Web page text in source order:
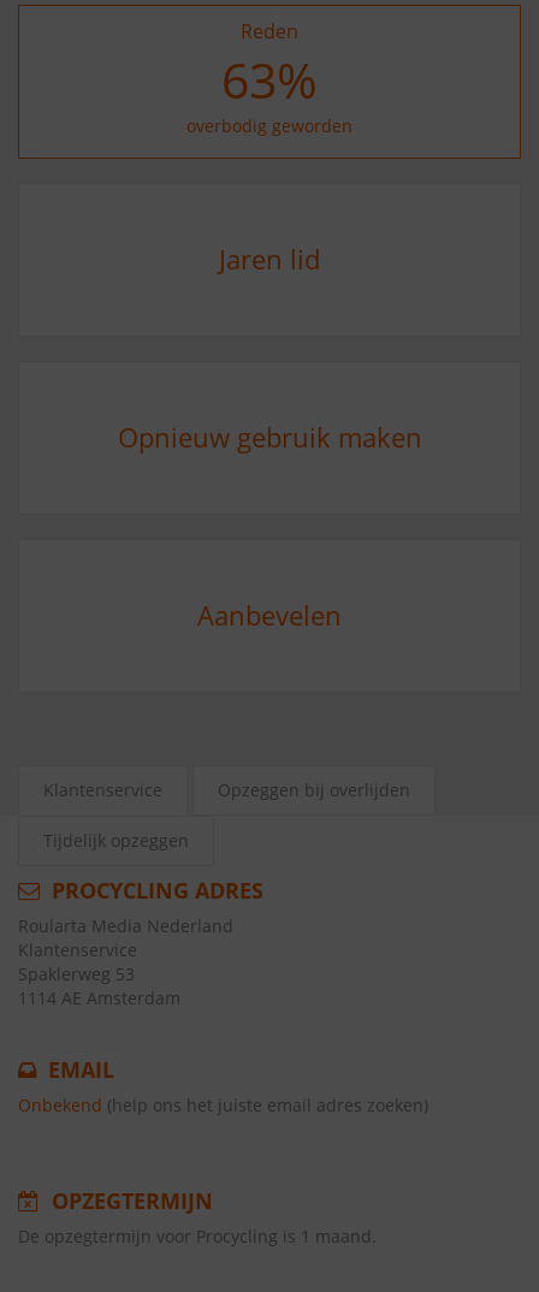
Reden
73%
overbodig geworden
Jaren lid
Opnieuw gebruik maken
Aanbevelen
Klantenservice Opzeggen bij overlijden
Tijdelijk opzeggen
PROCYCLING ADRES
Roularta Media Nederland
Klantenservice
Spaklerweg 53
1114 AE Amsterdam
EMAIL
Onbekend (help ons het juiste email adres zoeken)
OPZEGTERMIJN
De opzegtermijn voor Procycling is 1 maand.